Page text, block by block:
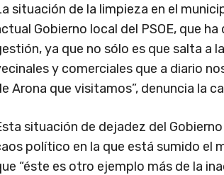
situación de la limpieza en el
Gobierno local del PSOE, que
ya que no sólo es que salta a
y comerciales que a diario
Arona que visitamos”, denuncia la
situación de dejadez del
político en la que está sumido el
“éste es otro ejemplo más de la